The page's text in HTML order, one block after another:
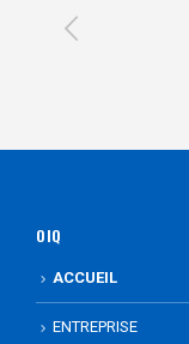
OIQ
ACCUEIL
ENTREPRISE